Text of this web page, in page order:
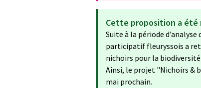
Cette proposition a été
Suite à la période
participatif fleuryssois a
nichoirs pour la
Ainsi, le projet "Nichoirs &
mai prochain.